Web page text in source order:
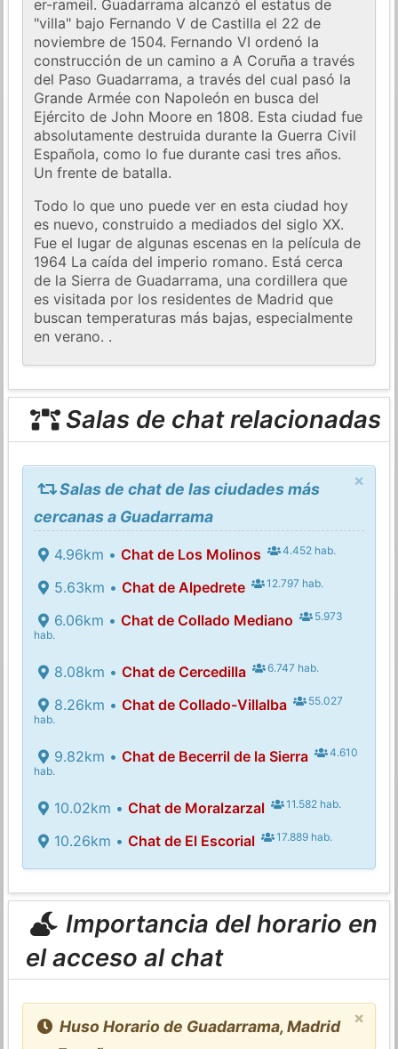
er-rameil. Guadarrama alcanzó el estatus de
"villa" bajo Fernando V de Castilla el 22 de
noviembre de 1504. Fernando VI ordenó la
construcción de un camino a A Coruña a través
del Paso Guadarrama, a través del cual pasó la
Grande Armée con Napoleón en busca del
Ejército de John Moore en 1808. Esta ciudad fue
absolutamente destruida durante la Guerra Civil
Española, como lo fue durante casi tres años.
Un frente de batalla.
Todo lo que uno puede ver en esta ciudad hoy
es nuevo, construido a mediados del siglo XX.
Fue el lugar de algunas escenas en la película de
1964 La caída del imperio romano. Está cerca
de la Sierra de Guadarrama, una cordillera que
es visitada por los residentes de Madrid que
buscan temperaturas más bajas, especialmente
en verano. .
Salas de chat relacionadas
×
Salas de chat de las ciudades más
cercanas a Guadarrama
4.96km • Chat de Los Molinos 4.452 hab.
5.63km • Chat de Alpedrete 12.797 hab.
6.06km • Chat de Collado Mediano
5.973
hab.
8.08km • Chat de Cercedilla 6.747 hab.
8.26km • Chat de Collado-Villalba
55.027
hab.
9.82km • Chat de Becerril de la Sierra
4.610
hab.
10.02km • Chat de Moralzarzal 11.582 hab.
10.26km • Chat de El Escorial 17.889 hab.
Importancia del horario en
el acceso al chat
×
Huso Horario de Guadarrama, Madrid